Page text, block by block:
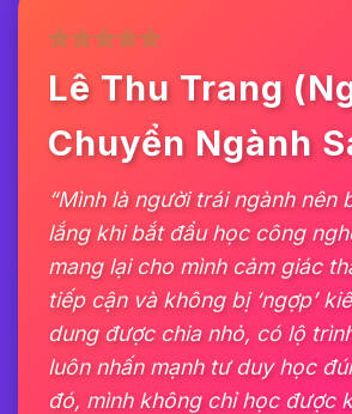
Lê Thu Trang
Chuyển Ngành
“Mình là người trái ngành nên
lắng khi bắt đầu học công
mang lại cho mình cảm giác
tiếp cận và không bị ‘ngợp’
dung được chia nhỏ, có lộ
luôn nhấn mạnh tư duy học
đó, mình không chỉ học được